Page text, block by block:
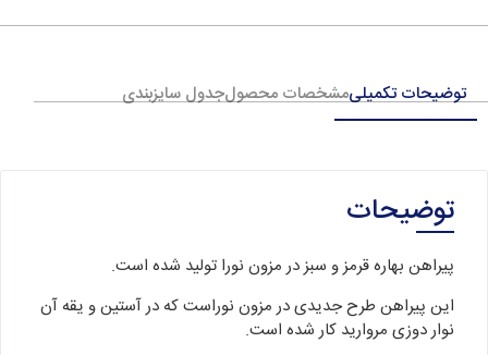
توضیحات تکمیلیمشخصات محصولجدول سایزبندی
توضیحات
پیراهن بهاره قرمز و سبز در مزون نورا تولید شده است.
این پیراهن طرح جدیدی در مزون نوراست که در آستین و یقه آن
نوار دوزی مروارید کار شده است.